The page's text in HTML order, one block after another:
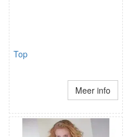
Top
Meer info